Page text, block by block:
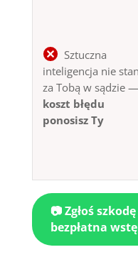
Sztuczna
inteligencja nie
za Tobą w sądzie —
koszt błędu
ponosisz Ty
📷 Zgłoś
bezpłatna